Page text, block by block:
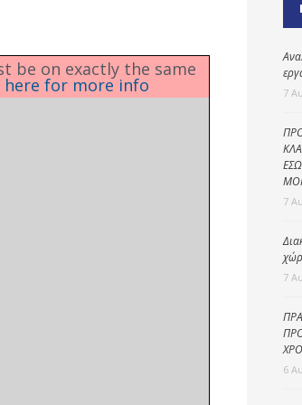
Δημοτική
αστυνομία
be on exactly the same
here for more info 7
7
7
6